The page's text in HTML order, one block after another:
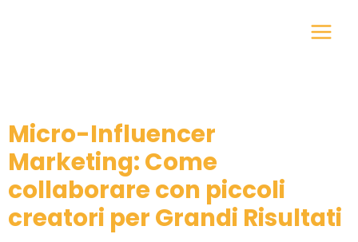
Micro-Influencer
Marketing: Come
collaborare con piccoli
creatori per Grandi Risultati